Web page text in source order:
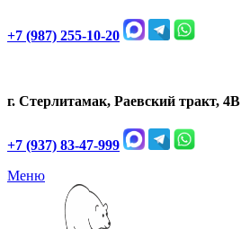
+7 (987) 255-10-20
г. Стерлитамак, Раевский тракт, 4В
+7 (937) 83-47-999
Меню